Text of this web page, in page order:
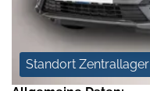
Standort Zentrallager